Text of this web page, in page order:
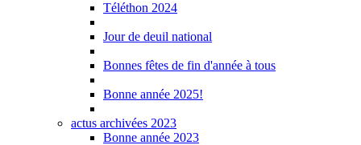
Téléthon 2024
Jour de deuil national
Bonnes fêtes de fin d'année à tous
Bonne année 2025!
actus archivées 2023
Bonne année 2023